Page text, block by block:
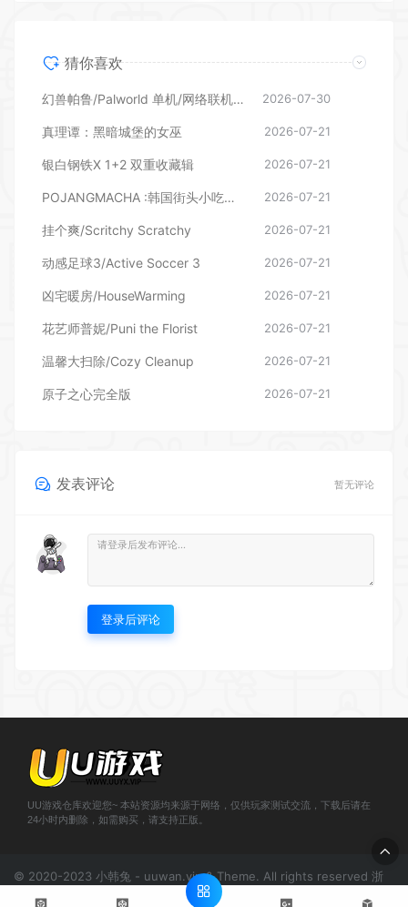
猜你喜欢
幻兽帕鲁/Palworld 单机/网络联机 （更新v1.0.1.10619） 2026-07-30
真理谭：黑暗城堡的女巫 2026-07-21
银白钢铁X 1+2 双重收藏辑 2026-07-21
POJANGMACHA :韩国街头小吃模拟器 2026-07-21
挂个爽/Scritchy Scratchy 2026-07-21
动感足球3/Active Soccer 3 2026-07-21
凶宅暖房/HouseWarming 2026-07-21
花艺师普妮/Puni the Florist 2026-07-21
温馨大扫除/Cozy Cleanup 2026-07-21
原子之心完全版 2026-07-21
发表评论 暂无评论
登录后评论
UU游戏仓库欢迎您~ 本站资源均来源于网络，仅供玩家测试交流，下载后请在
24小时内删除，如需购买，请支持正版。
© 2020-2023 小韩兔 - uuwan.vip & Theme. All rights reserved 浙